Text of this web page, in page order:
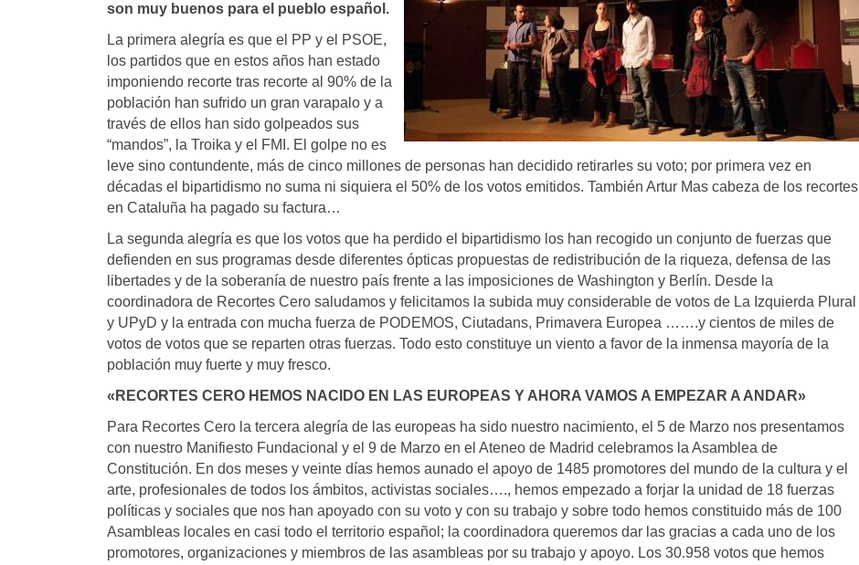
son muy buenos para el pueblo español.
La primera alegría es que el PP y el PSOE,
los partidos que en estos años han estado
imponiendo recorte tras recorte al 90% de la
población han sufrido un gran varapalo y a
través de ellos han sido golpeados sus
“mandos”, la Troika y el FMI. El golpe no es
leve sino contundente, más de cinco millones de personas han decidido retirarles su voto; por primera vez en
décadas el bipartidismo no suma ni siquiera el 50% de los votos emitidos. También Artur Mas cabeza de los recortes
en Cataluña ha pagado su factura…
La segunda alegría es que los votos que ha perdido el bipartidismo los han recogido un conjunto de fuerzas que
defienden en sus programas desde diferentes ópticas propuestas de redistribución de la riqueza, defensa de las
libertades y de la soberanía de nuestro país frente a las imposiciones de Washington y Berlín. Desde la
coordinadora de Recortes Cero saludamos y felicitamos la subida muy considerable de votos de La Izquierda Plural
y UPyD y la entrada con mucha fuerza de PODEMOS, Ciutadans, Primavera Europea …….y cientos de miles de
votos de votos que se reparten otras fuerzas. Todo esto constituye un viento a favor de la inmensa mayoría de la
población muy fuerte y muy fresco.
«RECORTES CERO HEMOS NACIDO EN LAS EUROPEAS Y AHORA VAMOS A EMPEZAR A ANDAR»
Para Recortes Cero la tercera alegría de las europeas ha sido nuestro nacimiento, el 5 de Marzo nos presentamos
con nuestro Manifiesto Fundacional y el 9 de Marzo en el Ateneo de Madrid celebramos la Asamblea de
Constitución. En dos meses y veinte días hemos aunado el apoyo de 1485 promotores del mundo de la cultura y el
arte, profesionales de todos los ámbitos, activistas sociales…., hemos empezado a forjar la unidad de 18 fuerzas
políticas y sociales que nos han apoyado con su voto y con su trabajo y sobre todo hemos constituido más de 100
Asambleas locales en casi todo el territorio español; la coordinadora queremos dar las gracias a cada uno de los
promotores, organizaciones y miembros de las asambleas por su trabajo y apoyo. Los 30.958 votos que hemos